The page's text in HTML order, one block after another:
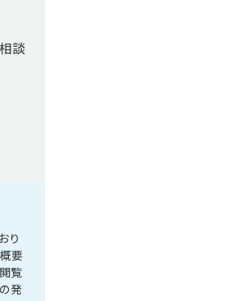
談
り
要
覧
発